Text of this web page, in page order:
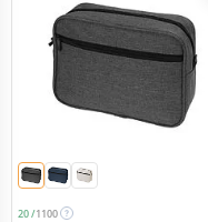
20 /1100